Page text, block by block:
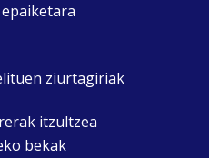
ziurtagiriak
itzultzea
bekak